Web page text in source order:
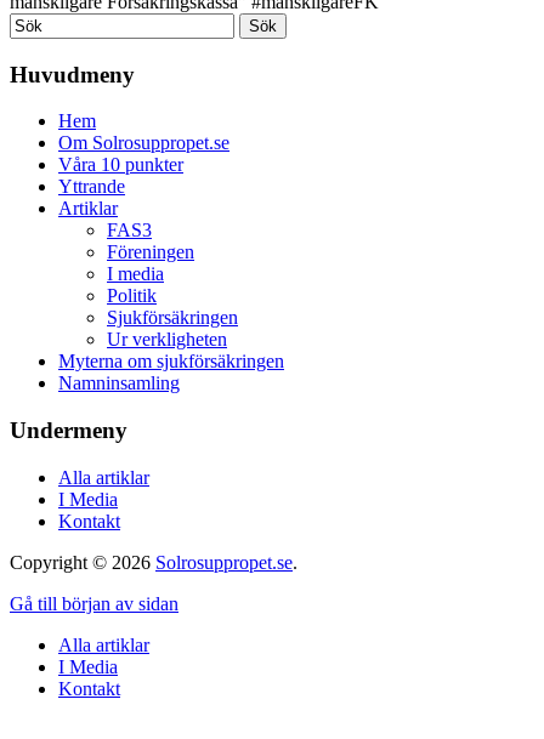
Huvudmeny
Hem
Om Solrosuppropet.se
Våra 10 punkter
Yttrande
Artiklar
FAS3
Föreningen
I media
Politik
Sjukförsäkringen
Ur verkligheten
Myterna om sjukförsäkringen
Namninsamling
Undermeny
Alla artiklar
I Media
Kontakt
Copyright © 2026 Solrosuppropet.se.
Gå till början av sidan
Alla artiklar
I Media
Kontakt